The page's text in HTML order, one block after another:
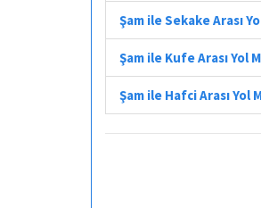
Şam ile Sekake Arası
Şam ile Kufe Arası Yol
Şam ile Hafci Arası